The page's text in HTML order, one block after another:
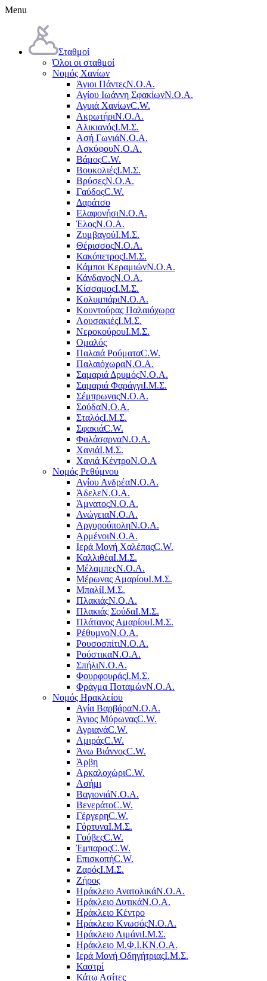
Menu
Σταθμοί
Όλοι οι σταθμοί
Νομός Χανίων
Άγιοι ΠάντεςΝ.Ο.Α.
Αγίου Ιωάννη ΣφακίωνΝ.Ο.Α.
Αγυιά ΧανίωνC.W.
ΑκρωτήριΝ.Ο.Α.
ΑλικιανόςΙ.Μ.Σ.
Ασή ΓωνιάΝ.Ο.Α.
ΑσκύφουΝ.Ο.Α.
ΒάμοςC.W.
ΒουκολιέςΙ.Μ.Σ.
ΒρύσεςΝ.Ο.Α.
ΓαύδοςC.W.
Δαράτσο
ΕλαφονήσιΝ.Ο.Α.
ΈλοςΝ.Ο.Α.
ΖυμβαγούΙ.Μ.Σ.
ΘέρισσοςΝ.Ο.Α.
ΚακόπετροςΙ.Μ.Σ.
Κάμποι ΚεραμιώνΝ.Ο.Α.
ΚάνδανοςΝ.Ο.Α.
ΚίσσαμοςΙ.Μ.Σ.
ΚολυμπάριΝ.Ο.Α.
Κουντούρας Παλαιόχωρα
ΛουσακιέςΙ.Μ.Σ.
ΝεροκούρουΙ.Μ.Σ.
Ομαλός
Παλαιά ΡούματαC.W.
ΠαλαιόχωραΝ.Ο.Α.
Σαμαριά ΔρυμόςΝ.Ο.Α.
Σαμαριά ΦαράγγιΙ.Μ.Σ.
ΣέμπρωναςΝ.Ο.Α.
ΣούδαΝ.Ο.Α.
ΣταλόςΙ.Μ.Σ.
ΣφακιάC.W.
ΦαλάσαρναΝ.Ο.Α.
ΧανιάΙ.Μ.Σ.
Χανιά ΚέντροN.O.A
Νομός Ρεθύμνου
Αγίου ΑνδρέαΝ.Ο.Α.
ΆδελεΝ.Ο.Α.
ΆμνατοςΝ.Ο.Α.
ΑνώγειαΝ.Ο.Α.
ΑργυρούποληΝ.Ο.Α.
ΑρμένοιΝ.Ο.Α.
Ιερά Μονή ΧαλέπαςC.W.
ΚαλλιθέαΙ.Μ.Σ.
ΜέλαμπεςΝ.Ο.Α.
Μέρωνας ΑμαρίουΙ.Μ.Σ.
ΜπαλίΙ.Μ.Σ.
ΠλακιάςΝ.Ο.Α.
Πλακιάς ΣούδαΙ.Μ.Σ.
Πλάτανος ΑμαρίουΙ.Μ.Σ.
ΡέθυμνοΝ.Ο.Α.
ΡουσοσπίτιΝ.Ο.Α.
ΡούστικαΝ.Ο.Α.
ΣπήλιΝ.Ο.Α.
ΦουρφουράςΙ.Μ.Σ.
Φράγμα ΠοταμώνΝ.Ο.Α.
Νομός Ηρακλείου
Αγία ΒαρβάραΝ.Ο.Α.
Άγιος ΜύρωναςC.W.
ΑγριανάC.W.
ΑμιράςC.W.
Άνω ΒιάννοςC.W.
Άρβη
ΑρκαλοχώριC.W.
Ασήμι
ΒαγιονιάΝ.Ο.Α.
ΒενεράτοC.W.
ΓέργερηC.W.
ΓόρτυναΙ.Μ.Σ.
ΓούβεςC.W.
ΈμπαροςC.W.
ΕπισκοπήC.W.
ΖαρόςΙ.Μ.Σ.
Ζήρος
Ηράκλειο ΑνατολικάΝ.Ο.Α.
Ηράκλειο ΔυτικάΝ.Ο.Α.
Ηράκλειο Κέντρο
Ηράκλειο ΚνωσόςΝ.Ο.Α.
Ηράκλειο ΛιμάνιΙ.Μ.Σ.
Ηράκλειο Μ.Φ.Ι.ΚΝ.Ο.Α.
Ιερά Μονή ΟδηγήτριαςΙ.Μ.Σ.
Καστρί
Κάτω Ασίτες